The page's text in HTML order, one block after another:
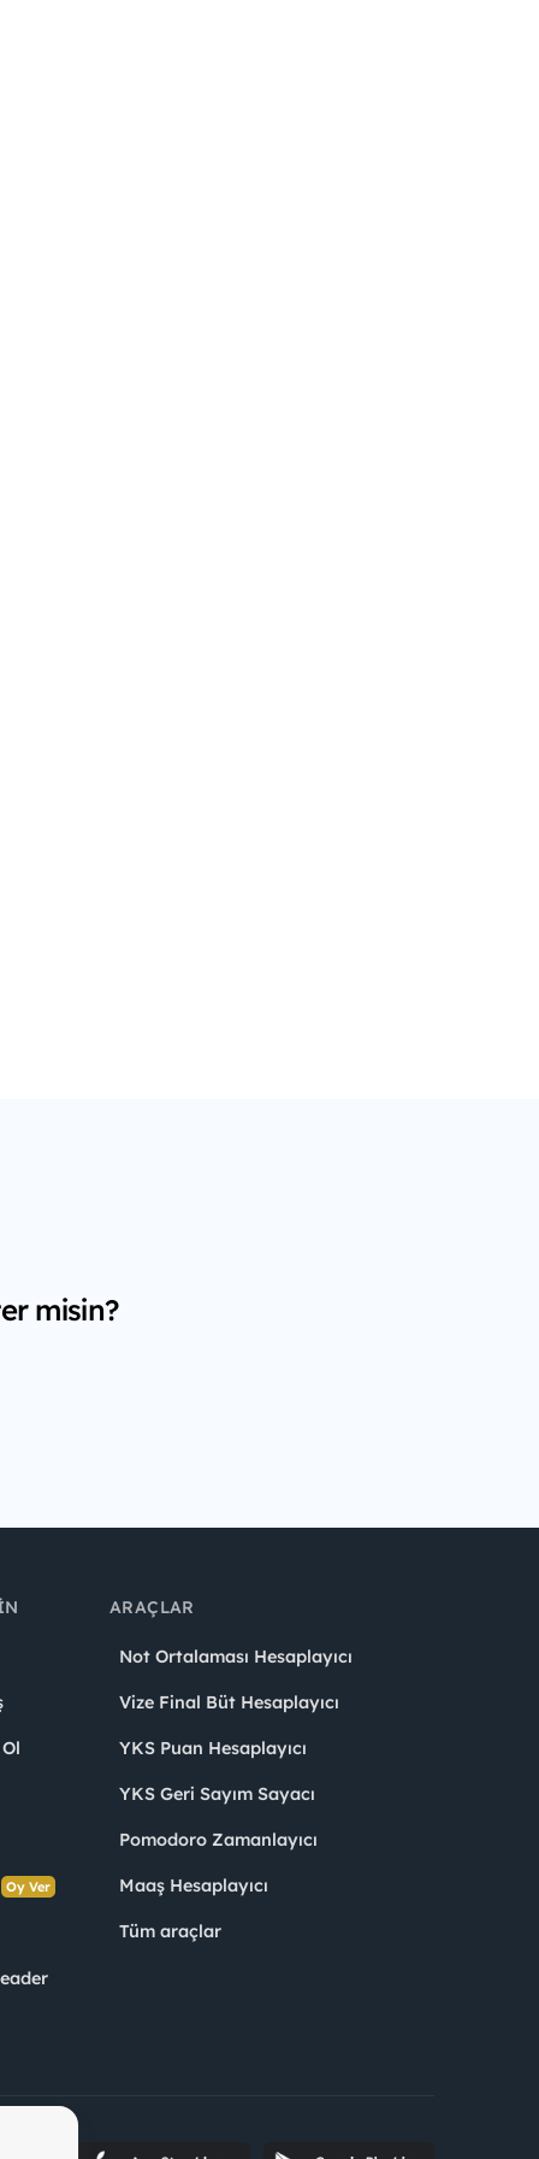
misin?
Oy Ver
ARAÇLAR
Not Ortalaması Hesaplayıcı
Vize Final Büt Hesaplayıcı
YKS Puan Hesaplayıcı
YKS Geri Sayım Sayacı
Pomodoro Zamanlayıcı
Maaş Hesaplayıcı
Tüm araçlar